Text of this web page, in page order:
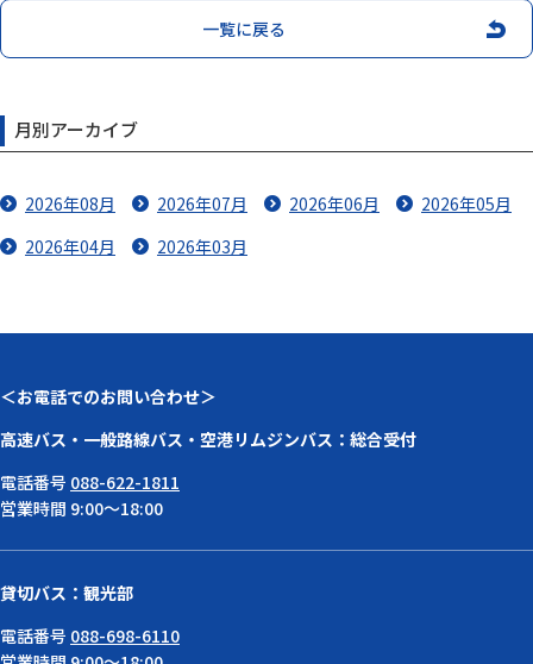
一覧に戻る
月別アーカイブ
2026年08月 2026年07月 2026年06月
2026年05月
2026年04月
2026年03月
＜お電話でのお問い合わせ＞
高速バス・一般路線バス・空港リムジンバス：総合受付
電話番号 088-622-1811
営業時間 9:00～18:00
貸切バス：観光部
電話番号 088-698-6110